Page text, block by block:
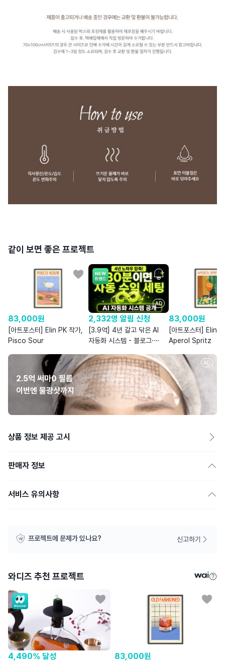
같이 보면 좋은 프로젝트
83,000원
[아트포스터] Elin PK 작가,
Pisco Sour
AD
2,332명 알림 신청
[3.9억] 4년 갈고 닦은 AI
자동화 시스템 - 블로그·
83,000원
[아트포스터] Elin
Aperol Spritz
2.5억 써마0 필름
이번엔 물광샷까지
AD
상품 정보 제공 고시
판매자 정보
서비스 유의사항
프로젝트에 문제가 있나요? 신고하기
와디즈 추천 프로젝트
AD
4,490% 달성 83,000원